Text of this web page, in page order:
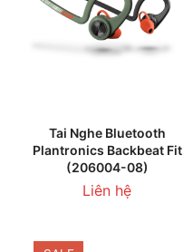
Tai Nghe Bluetooth
Plantronics Backbeat Fit
(206004-08)
Liên hệ